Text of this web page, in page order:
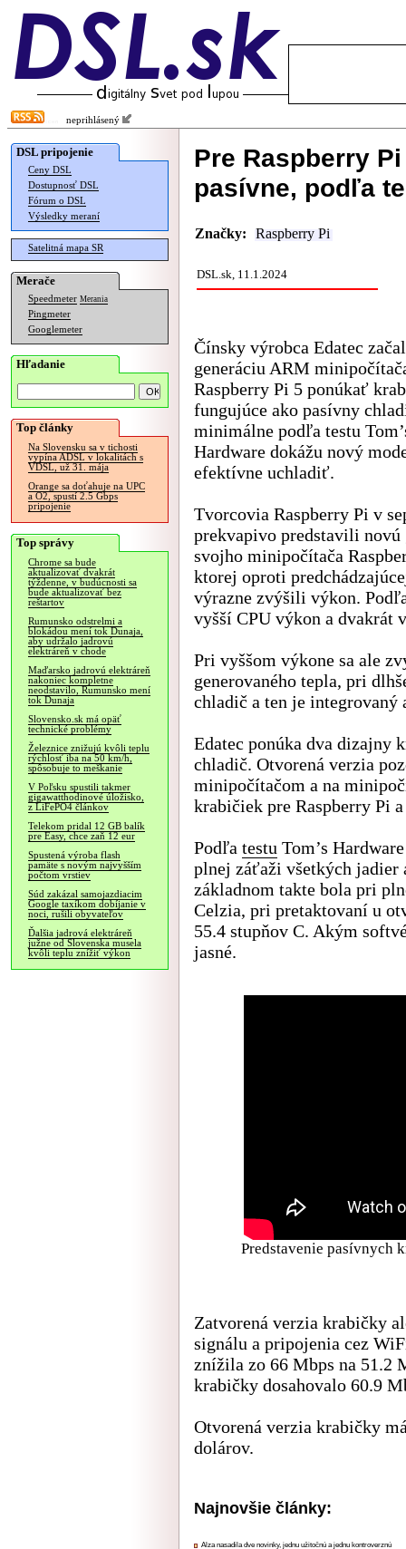
neprihlásený
DSL pripojenie
Ceny DSL
Dostupnosť DSL
Fórum o DSL
Výsledky meraní
Satelitná mapa SR
Merače
Speedmeter Merania
Pingmeter
Googlemeter
Hľadanie
Top články
Na Slovensku sa v tichosti
vypína ADSL v lokalitách s
VDSL, už 31. mája
Orange sa doťahuje na UPC
a O2, spustí 2.5 Gbps
pripojenie
Top správy
Chrome sa bude
aktualizovať dvakrát
týždenne, v budúcnosti sa
bude aktualizovať bez
reštartov
Rumunsko odstrelmi a
blokádou mení tok Dunaja,
aby udržalo jadrovú
elektráreň v chode
Maďarsko jadrovú elektráreň
nakoniec kompletne
neodstavilo, Rumunsko mení
tok Dunaja
Slovensko.sk má opäť
technické problémy
Železnice znižujú kvôli teplu
rýchlosť iba na 50 km/h,
spôsobuje to meškanie
V Poľsku spustili takmer
gigawatthodinové úložisko,
z LiFePO4 článkov
Telekom pridal 12 GB balík
pre Easy, chce zaň 12 eur
Spustená výroba flash
pamäte s novým najvyšším
počtom vrstiev
Súd zakázal samojazdiacim
Google taxíkom dobíjanie v
noci, rušili obyvateľov
Ďalšia jadrová elektráreň
južne od Slovenska musela
kvôli teplu znížiť výkon
Pre Raspberry
pasívne, podľa
Značky: Raspberry Pi
DSL.sk, 11.1.2024
Čínsky výrobca Edatec
generáciu ARM
Raspberry Pi 5 ponúkať
fungujúce ako pasívny
minimálne podľa testu
Hardware dokážu nový
efektívne uchladiť.
Tvorcovia Raspberry Pi v
prekvapivo predstavili novú
svojho minipočítača
ktorej oproti
výrazne zvýšili výkon.
vyšší CPU výkon a dvakrát
Pri vyššom výkone sa ale
generovaného tepla, pri
chladič a ten je
Edatec ponúka dva dizajny
chladič. Otvorená verzia
minipočítačom a na
krabičiek pre Raspberry Pi
Podľa testu Tom’s
plnej záťaži všetkých jadier
základnom takte bola pri
Celzia, pri pretaktovaní u
55.4 stupňov C. Akým
jasné.
Predstavenie pasívnych
Zatvorená verzia krabičky
signálu a pripojenia cez
znížila zo 66 Mbps na 51.2
krabičky dosahovalo 60.9
Otvorená verzia krabičky
dolárov.
Najnovšie články:
Alza nasadila dve novinky, jednu užitočnú a jednu kontroverznú